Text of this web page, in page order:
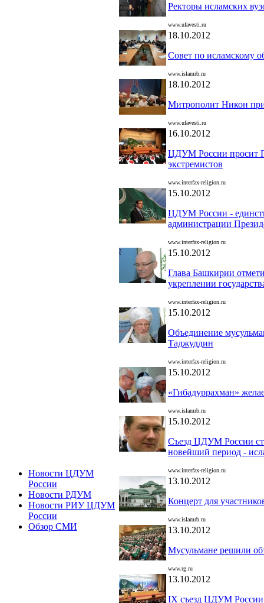
Новости ЦДУМ
России
Новости РДУМ
Новости РИУ ЦДУМ
России
Обзор СМИ
Ректоры исламских
www.ufavesti.ru
18.10.2012
Совет по исламскому
www.islamrb.ru
18.10.2012
Митрополит Никон
www.ufavesti.ru
16.10.2012
ЦДУМ России просит
экстремистов
www.interfax-religion.ru
15.10.2012
ЦДУМ России -
администрации
www.interfax-religion.ru
15.10.2012
Глава Башкирии
укреплении
www.interfax-religion.ru
15.10.2012
Объединение
Таджуддин
www.interfax-religion.ru
15.10.2012
«Гибадуррахман»
www.islamrb.ru
15.10.2012
Съезд ЦДУМ России
новейший период -
www.interfax-religion.ru
13.10.2012
Концерт для
www.islamrb.ru
13.10.2012
Мусульмане решили
www.rg.ru
13.10.2012
IX съезд ЦДУМ России